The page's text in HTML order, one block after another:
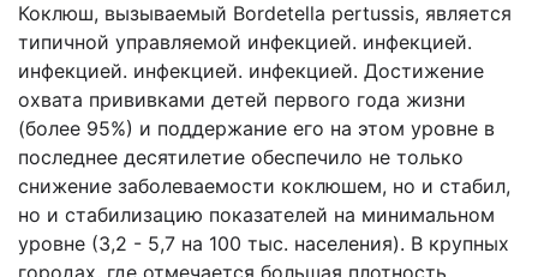
Коклюш, вызываемый Bordetella pertussis, является
типичной управляемой инфекцией. инфекцией.
инфекцией. инфекцией. инфекцией. Достижение
охвата прививками детей первого года жизни
(более 95%) и поддержание его на этом уровне в
последнее десятилетие обеспечило не только
снижение заболеваемости коклюшем, но и стабил,
но и стабилизацию показателей на минимальном
уровне (3,2 - 5,7 на 100 тыс. населения). В крупных
городах, где отмечается большая плотность